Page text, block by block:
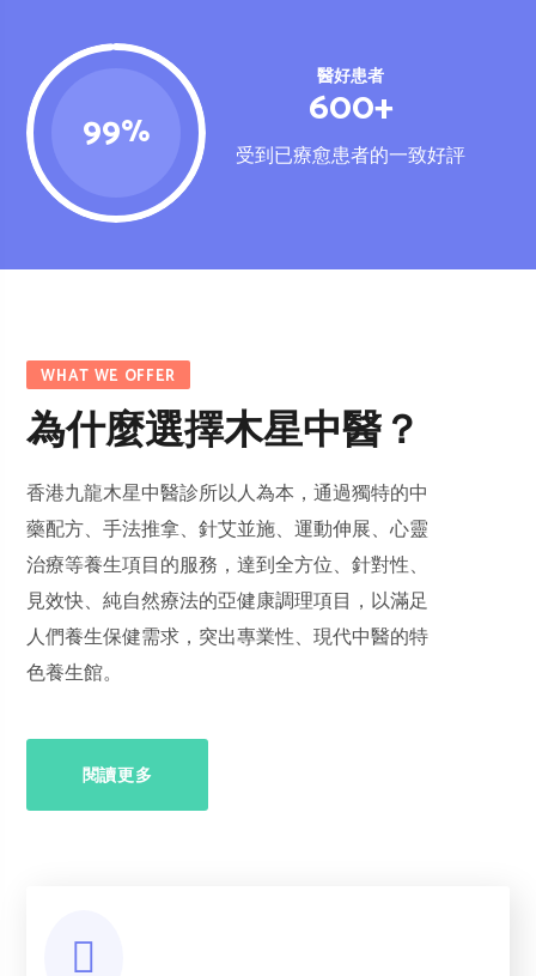
99%
醫好患者
600+
受到已療愈患者的一致好評
WHAT WE OFFER
為什麼選擇木星中醫？
香港九龍木星中醫診所以人為本，通過獨特的中
藥配方、手法推拿、針艾並施、運動伸展、心靈
治療等養生項目的服務，達到全方位、針對性、
見效快、純自然療法的亞健康調理項目，以滿足
人們養生保健需求，突出專業性、現代中醫的特
色養生館。
閱讀更多